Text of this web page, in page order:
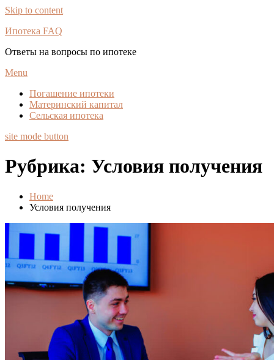
Skip to content
Ипотека FAQ
Ответы на вопросы по ипотеке
Menu
Погашение ипотеки
Материнский капитал
Сельская ипотека
site mode button
Рубрика: Условия получения
Home
Условия получения